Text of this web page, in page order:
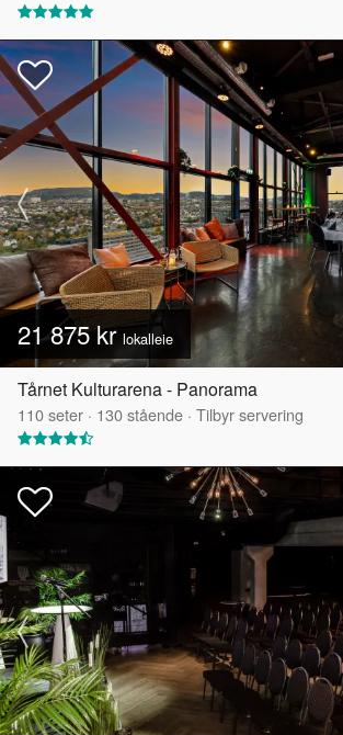
21 875 krlokalleie
Tårnet Kulturarena - Panorama
110seter · 130stående · Tilbyr servering